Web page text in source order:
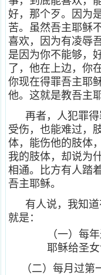
好，那个歹。因为
苦。虽然吾主耶稣
喜欢，因为有凌辱
是因为你不能够，
了，他在上边，你
你现在得罪吾主耶
他。这就是教吾主
再者，人犯罪
受伤，也能难过，
体，能伤他的肢体
我的肢体，却说为
相通。比方有人踏
吾主耶稣。
有人说，我知
就是：
（一）每
耶稣给圣
（二）每月过